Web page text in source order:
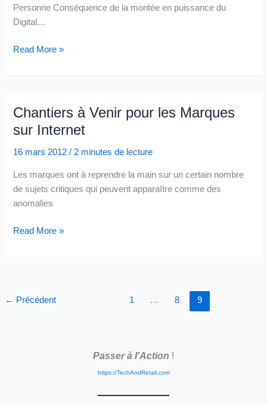
Personne Conséquence de la montée en puissance du
Digital…
Petite
Sur
Relation
Marque
/
Personne
Read More »
Chantiers à Venir pour les Marques
sur Internet
16 mars 2012 /2 minutes de lecture
Les marques ont à reprendre la main sur un certain nombre
de sujets critiques qui peuvent apparaître comme des
anomalies
Chantiers
Marques
Read More »
← Précédent 1 … 8 9
Passer à l'Action !
https://TechAndRetail.com